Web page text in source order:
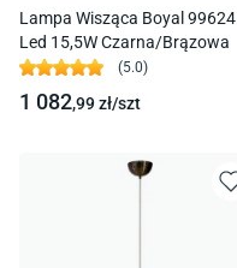
Lampa Wisząca Boyal 99624
Led 15,5W Czarna/Brązowa
(5.0)
1 082,99zł/szt